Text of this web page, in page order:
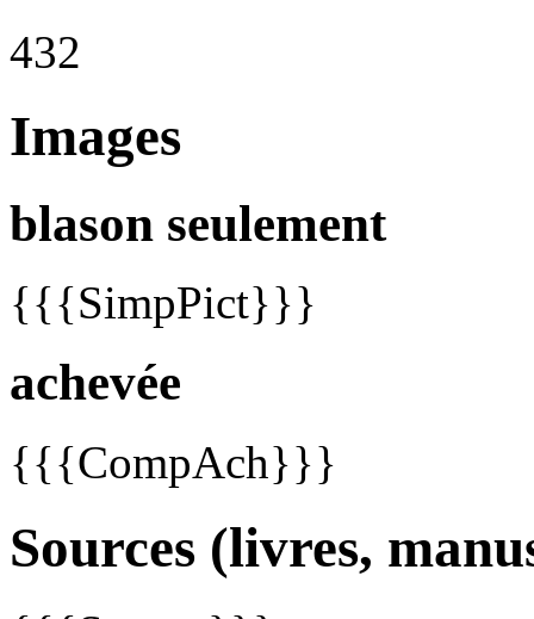
432
Images
blason seulement
{{{SimpPict}}}
achevée
{{{CompAch}}}
Sources (livres,